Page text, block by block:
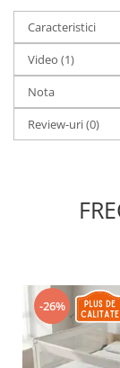
Caracteristici
Video (1)
Nota
Review-uri(0)
-26%